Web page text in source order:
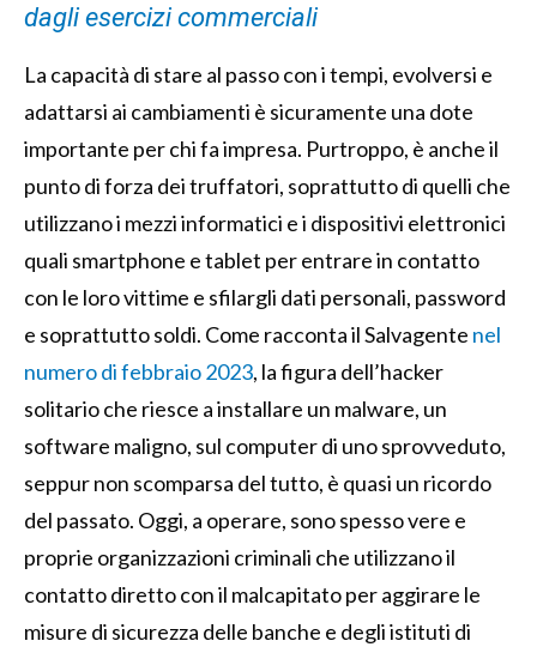
dagli esercizi commerciali
La capacità di stare al passo con i tempi, evolversi e
adattarsi ai cambiamenti è sicuramente una dote
importante per chi fa impresa. Purtroppo, è anche il
punto di forza dei truffatori, soprattutto di quelli che
utilizzano i mezzi informatici e i dispositivi elettronici
quali smartphone e tablet per entrare in contatto
con le loro vittime e sfilargli dati personali, password
e soprattutto soldi. Come racconta il Salvagente nel
numero di febbraio 2023, la figura dell’hacker
solitario che riesce a installare un malware, un
software maligno, sul computer di uno sprovveduto,
seppur non scomparsa del tutto, è quasi un ricordo
del passato. Oggi, a operare, sono spesso vere e
proprie organizzazioni criminali che utilizzano il
contatto diretto con il malcapitato per aggirare le
misure di sicurezza delle banche e degli istituti di